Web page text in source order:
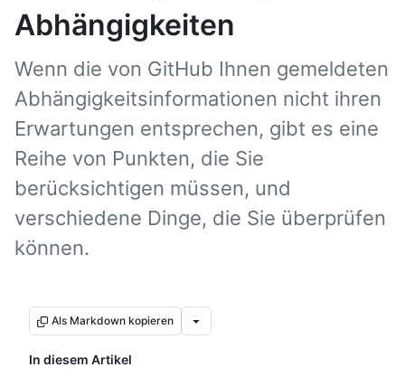
Abhängigkeiten
Wenn die von GitHub Ihnen gemeldeten
Abhängigkeitsinformationen nicht ihren
Erwartungen entsprechen, gibt es eine
Reihe von Punkten, die Sie
berücksichtigen müssen, und
verschiedene Dinge, die Sie überprüfen
können.
Als Markdown kopieren
In diesem Artikel